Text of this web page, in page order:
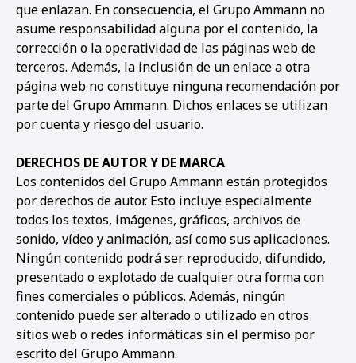
que enlazan. En consecuencia, el Grupo Ammann no
asume responsabilidad alguna por el contenido, la
corrección o la operatividad de las páginas web de
terceros. Además, la inclusión de un enlace a otra
página web no constituye ninguna recomendación por
parte del Grupo Ammann. Dichos enlaces se utilizan
por cuenta y riesgo del usuario.
DERECHOS DE AUTOR Y DE MARCA
Los contenidos del Grupo Ammann están protegidos
por derechos de autor. Esto incluye especialmente
todos los textos, imágenes, gráficos, archivos de
sonido, vídeo y animación, así como sus aplicaciones.
Ningún contenido podrá ser reproducido, difundido,
presentado o explotado de cualquier otra forma con
fines comerciales o públicos. Además, ningún
contenido puede ser alterado o utilizado en otros
sitios web o redes informáticas sin el permiso por
escrito del Grupo Ammann.